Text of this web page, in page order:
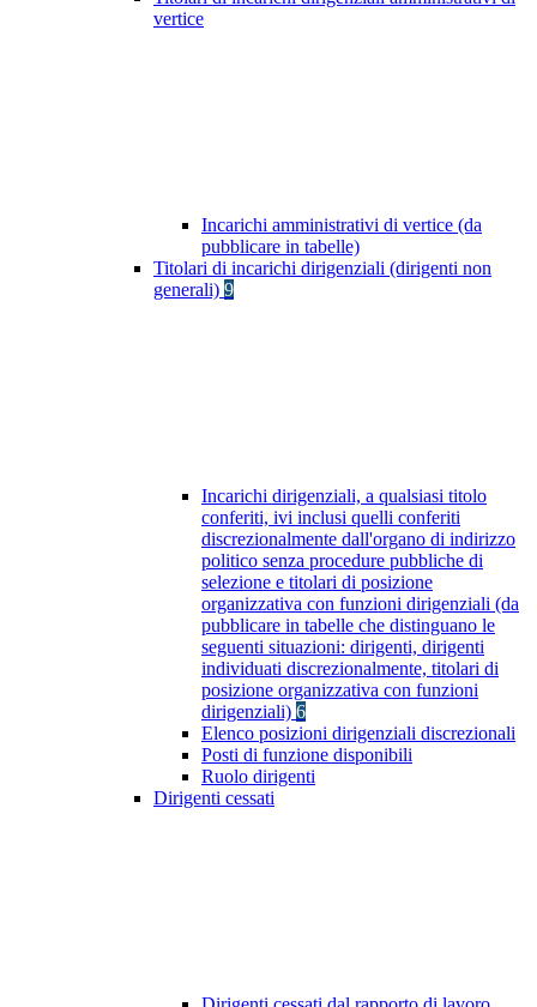
vertice
Incarichi amministrativi di vertice (da
pubblicare in tabelle)
Titolari di incarichi dirigenziali (dirigenti non
generali) 9
Incarichi dirigenziali, a qualsiasi titolo
conferiti, ivi inclusi quelli conferiti
discrezionalmente dall'organo di indirizzo
politico senza procedure pubbliche di
selezione e titolari di posizione
organizzativa con funzioni dirigenziali (da
pubblicare in tabelle che distinguano le
seguenti situazioni: dirigenti, dirigenti
individuati discrezionalmente, titolari di
posizione organizzativa con funzioni
dirigenziali) 6
Elenco posizioni dirigenziali discrezionali
Posti di funzione disponibili
Ruolo dirigenti
Dirigenti cessati